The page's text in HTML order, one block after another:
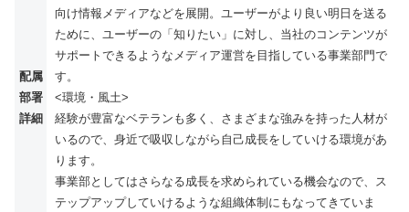
配属
部署
詳細
向け情報メディアなどを展開。ユーザーがより良い明日を送る
ために、ユーザーの「知りたい」に対し、当社のコンテンツが
サポートできるようなメディア運営を目指している事業部門で
す。
<環境・風土>
経験が豊富なベテランも多く、さまざまな強みを持った人材が
いるので、身近で吸収しながら自己成長をしていける環境があ
ります。
事業部としてはさらなる成長を求められている機会なので、ス
テップアップしていけるような組織体制にもなってきていま